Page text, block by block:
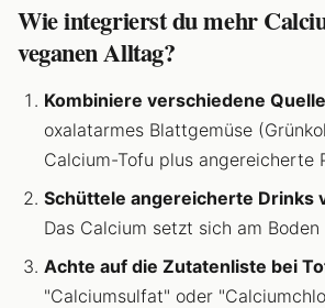
Wie integrierst du mehr
veganen Alltag?
Kombiniere verschiedene
oxalatarmes Blattgemüse
Calcium-Tofu plus angereicherte
Schüttele angereicherte Drinks
Das Calcium setzt sich am Boden
Achte auf die Zutatenliste bei
"Calciumsulfat" oder